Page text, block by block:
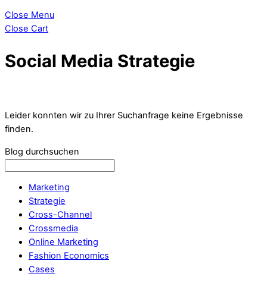
Close Menu
Close Cart
Social Media Strategie
Leider konnten wir zu Ihrer Suchanfrage keine Ergebnisse
finden.
Blog durchsuchen
Marketing
Strategie
Cross-Channel
Crossmedia
Online Marketing
Fashion Economics
Cases